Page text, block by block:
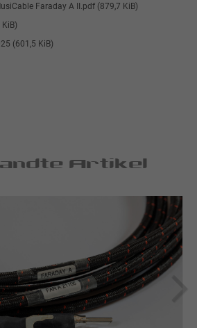
Faraday A II.pdf (879,7 KiB)
KiB)
(601,5 KiB)
Artikel